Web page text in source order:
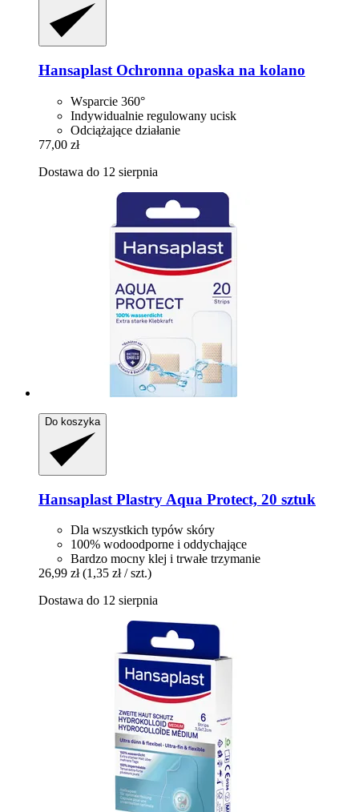
Hansaplast Ochronna opaska na kolano
Wsparcie 360°
Indywidualnie regulowany ucisk
Odciążające działanie
77,00 zł
Dostawa do 12 sierpnia
Do koszyka
Hansaplast Plastry Aqua Protect, 20 sztuk
Dla wszystkich typów skóry
100% wodoodporne i oddychające
Bardzo mocny klej i trwałe trzymanie
26,99 zł (1,35 zł / szt.)
Dostawa do 12 sierpnia